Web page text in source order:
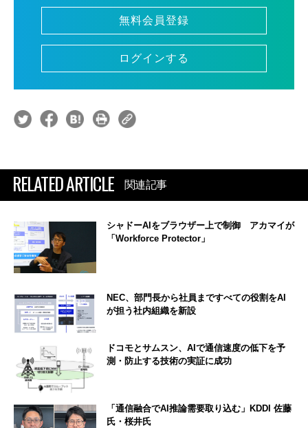
無料会員登録
ログインする
RELATED ARTICLE 関連記事
シャドーAIをブラウザー上で制御 アカマイが
「Workforce Protector」
NEC、部門長から社員まですべての役割をAI
が担う社内組織を新設
ドコモとサムスン、AIで通信速度の低下を予
測・防止する技術の実証に成功
「通信融合でAI推論需要取り込む」KDDI 佐藤
氏・桜井氏